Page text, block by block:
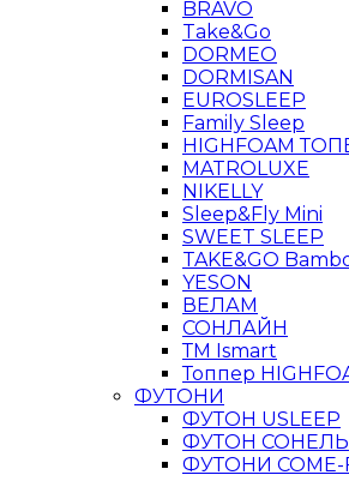
BRAVO
Take&Go
DORMEO
DORMISAN
EUROSLEEP
Family Sleep
HIGHFOAM
MATROLUXE
NIKELLY
Sleep&Fly Mini
SWEET SLEEP
TAKE&GO
YESON
ВЕЛАМ
СОНЛАЙН
ТМ Ismart
Топпер
ФУТОНИ
ФУТОН USLEEP
ФУТОН СОНЕЛЬ
ФУТОНИ COME-